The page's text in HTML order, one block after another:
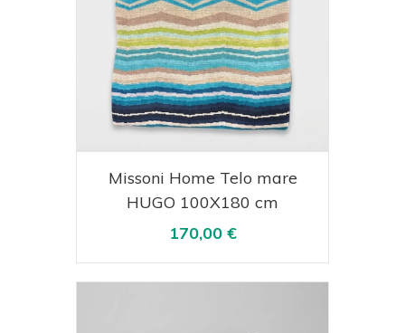
Acquista
Missoni Home Telo mare
HUGO 100X180 cm
170,00 €